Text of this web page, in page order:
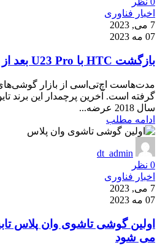
اخبار فناوری
7 می, 2023
07 مه 2023
بازگشت HTC با U23 Pro بعد از سال های دور از بازار
مدت‌هاست اچ‌تی‌اسی از بازار گوشی‌های
سال 2018 عرضه...
ادامه مطلب
dt_admin
0 نظر
اخبار فناوری
7 می, 2023
07 مه 2023
اولین گوشی تاشوی وان پلاس
می شود